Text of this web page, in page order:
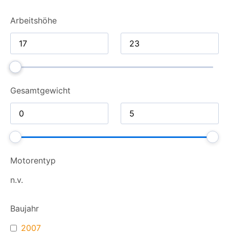
Arbeitshöhe
Gesamt­gewicht
Motorentyp
n.v.
Baujahr
2007